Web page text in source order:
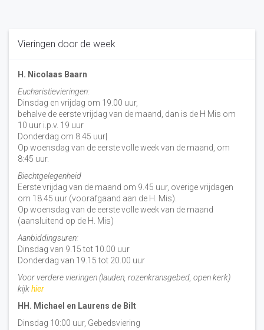
Vieringen door de week
H. Nicolaas Baarn
Eucharistievieringen:
Dinsdag en vrijdag om 19.00 uur,
behalve de eerste vrijdag van de maand, dan is de H Mis om
10 uur i.p.v. 19 uur
Donderdag om 8.45 uur|
Op woensdag van de eerste volle week van de maand, om
8:45 uur.
Biechtgelegenheid
Eerste vrijdag van de maand om 9.45 uur, overige vrijdagen
om 18.45 uur (voorafgaand aan de H. Mis).
Op woensdag van de eerste volle week van de maand
(aansluitend op de H. Mis)
Aanbiddingsuren:
Dinsdag van 9.15 tot 10.00 uur
Donderdag van 19.15 tot 20.00 uur
Voor verdere vieringen (lauden, rozenkransgebed, open kerk)
kijkhier
HH. Michael en Laurens de Bilt
Dinsdag 10:00 uur, Gebedsviering